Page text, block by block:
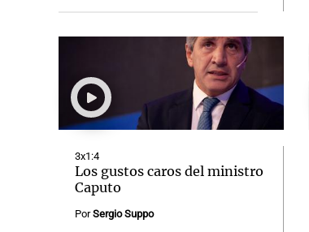
3x1:4
Los gustos caros del ministro
Caputo
PorSergio Suppo